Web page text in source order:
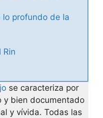
lo profundo de la
Rin
se caracteriza por
y bien documentado
y vívida. Todas las